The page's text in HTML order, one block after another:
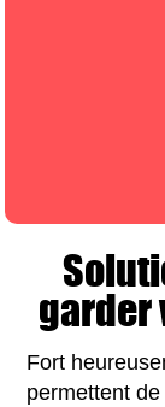
garder
Fort
permettent